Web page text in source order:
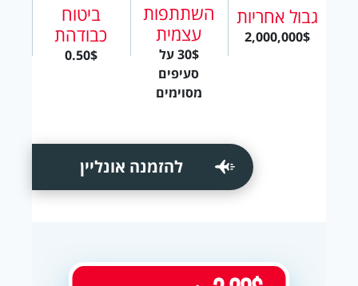
גבול אחריות
2,000,000$
השתתפות
עצמית
30$ על
סעיפים
מסוימים
ביטוח
כבודהת
0.50$
להזמנה אונליין